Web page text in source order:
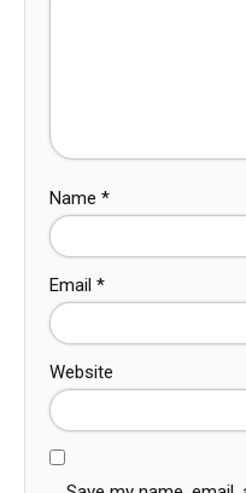
Name *
Email *
Website